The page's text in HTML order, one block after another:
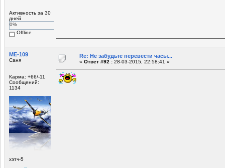
Активность за 30
дней
0%
Offline
МЕ-109
Саня
Карма: +66/-11
Сообщений:
1134
хэтч-5
Re: Не забудьте перевести часы...
« Ответ #92 : 28-03-2015, 22:58:41 »